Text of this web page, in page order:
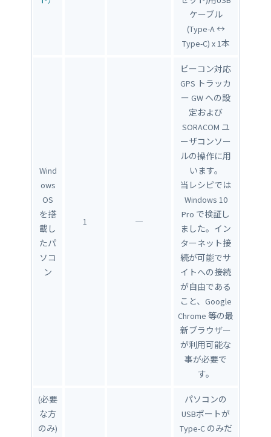
ケーブル
(Type-A ↔
Type-C) x 1本
Wind
ows
OS
を搭
載し
たパ
ソコ
ン
1 ―
ビーコン対応
GPS トラッカ
ー GW への設
定および
SORACOM ユ
ーザコンソー
ルの操作に用
います。
当レシピでは
Windows 10
Pro で検証し
ました。イン
ターネット接
続が可能でサ
イトへの接続
が自由である
こと、Google
Chrome 等の最
新ブラウザー
が利用可能な
事が必要で
す。
(必要
な方
のみ)
パソコンの
USBポートが
Type-C のみだ